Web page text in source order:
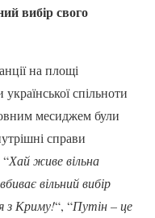
вибір свого
на площі
спільноти
месиджем були
справи
Хай живе вільна
вільний вибір
з Криму!“, “Путін – це